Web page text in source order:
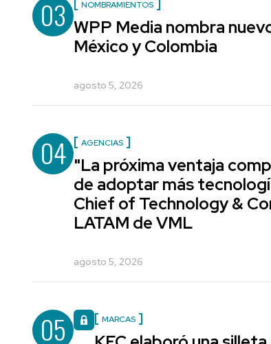
03 NOMBRAMIENTOS
WPP Media nombra
México y Colombia
agosto 5, 2026
04 AGENCIAS
"La próxima ventaja
de adoptar más
Chief of Technology &
LATAM de VML
agosto 5, 2026
05 MARCAS